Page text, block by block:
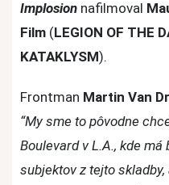
Implosion nafilmoval
Film (LEGION OF THE
KATAKLYSM).
Frontman Martin Van
“My sme to pôvodne
Boulevard v L.A., kde
subjektov z tejto